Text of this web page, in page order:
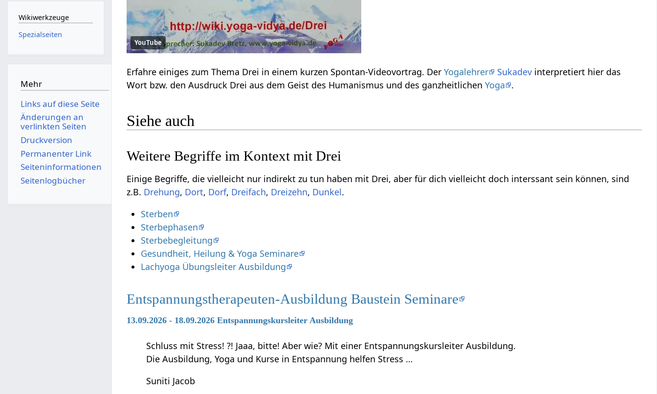
YouTube
Erfahre einiges zum Thema Drei‏‎ in einem kurzen Spontan-Videovortrag. DerYogalehrer Sukadev interpretiert hier das
Wort bzw. den Ausdruck Drei‏‎ aus dem Geist des Humanismus und des ganzheitlichenYoga .
Siehe auch
Einige Begriffe, die vielleicht nur indirekt zu tun haben mit Drei‏‎, aber für dich vielleicht doch interssant sein können, sind
z.B.
, , Dorf‏‎, , ,
.
Sterben
Sterbephasen
Sterbebegleitung
Gesundheit, Heilung & Yoga Seminare
Lachyoga Übungsleiter Ausbildung
Entspannungstherapeuten-Ausbildung Baustein Seminare
13.09.2026 - 18.09.2026 Entspannungskursleiter Ausbildung
Schluss mit Stress! ?! Jaaa, bitte! Aber wie? Mit einer Entspannungskursleiter Ausbildung.
Die Ausbildung, Yoga und Kurse in Entspannung helfen Stress …
Suniti Jacob
Wikiwerkzeuge
Spezialseiten
Mehr
Links auf diese Seite
Änderungen an
verlinkten Seiten
Druckversion
Permanenter Link
Seiten­­informationen
Seitenlogbücher